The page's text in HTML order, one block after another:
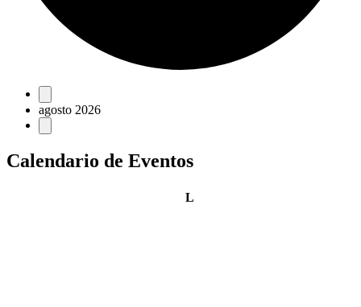
Eventos
agosto 2026
Calendario de Eventos
Llunes